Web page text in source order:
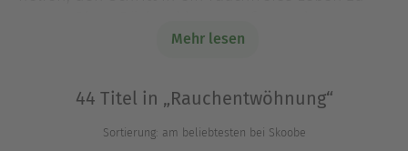
Strategien, um die Nikotinsucht zu überwinden,
wertvolle Tipps für die Zeit nach dem Entzug. Sie
kombinieren psychologische Einsichten mit
praktischen Übungen und motivierenden
Mehr lesen
44 Titel in „Rauchentwöhnung“
Sortierung: am beliebtesten bei Skoobe